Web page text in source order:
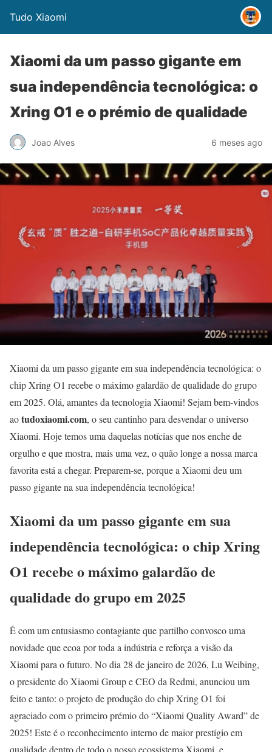
Tudo Xiaomi
Xiaomi da um passo gigante em
sua independência tecnológica: o
Xring O1 e o prémio de qualidade
Joao Alves 6 meses ago
Xiaomi da um passo gigante em sua independência tecnológica: o
chip Xring O1 recebe o máximo galardão de qualidade do grupo
em 2025. Olá, amantes da tecnologia Xiaomi! Sejam bem-vindos
aotudoxiaomi.com, o seu cantinho para desvendar o universo
Xiaomi. Hoje temos uma daquelas notícias que nos enche de
orgulho e que mostra, mais uma vez, o quão longe a nossa marca
favorita está a chegar. Preparem-se, porque a Xiaomi deu um
passo gigante na sua independência tecnológica!
Xiaomi da um passo gigante em sua
independência tecnológica: o chip Xring
O1 recebe o máximo galardão de
qualidade do grupo em 2025
É com um entusiasmo contagiante que partilho convosco uma
novidade que ecoa por toda a indústria e reforça a visão da
Xiaomi para o futuro. No dia 28 de janeiro de 2026, Lu Weibing,
o presidente do Xiaomi Group e CEO da Redmi, anunciou um
feito e tanto: o projeto de produção do chip Xring O1 foi
agraciado com o primeiro prémio do “Xiaomi Quality Award” de
2025! Este é o reconhecimento interno de maior prestígio em
qualidade dentro de todo o nosso ecossistema Xiaomi, e